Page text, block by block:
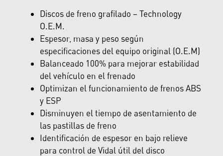
Discos de freno grafilado – Technology
O.E.M.
Espesor, masa y peso según
especificaciones del equipo original (O.E.M)
Balanceado 100% para mejorar estabilidad
del vehículo en el frenado
Optimizan el funcionamiento de frenos ABS
y ESP
Disminuyen el tiempo de asentamiento de
las pastillas de freno
Identificación de espesor en bajo relieve
para control de Vidal útil del disco